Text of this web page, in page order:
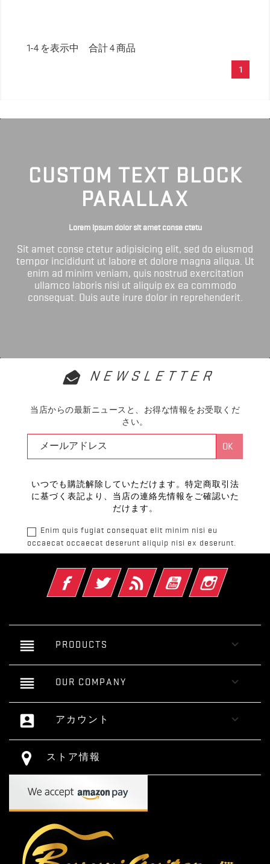
1-4 を表示中 合計 4 商品
1
CUSTOM TEXT BLOCK
PARALLAX
Lorem ipsum dolor sit amet conse ctetu
Sit amet conse ctetur adipisicing elit, sed do eiusmod
tempor incididunt ut labore et dolore magna aliqua. Ut
enim ad minim veniam, quis nostrud exercitation
ullamco laboris nisi ut aliquip ex ea commodo
consequat. Duis aute irure dolor in reprehenderit.
NEWSLETTER
当店からの最新ニュースと、お得な情報をお受取くだ
さい。
いつでも購読解除していただけます。特定商取引法
に基づく表記より、当店の連絡先情報をご確認いた
だけます。
Enim quis fugiat consequat elit minim nisi eu
occaecat occaecat deserunt aliquip nisi ex deserunt.
FacebookTwitter RSS YouTube Instagram
reorder PRODUCTS 
reorder OUR COMPANY 
account_box アカウント 
ストア情報